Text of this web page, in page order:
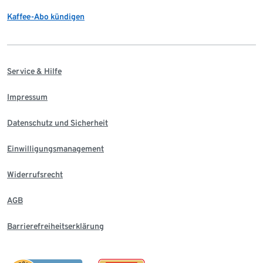
Kaffee-Abo kündigen
Service & Hilfe
Impressum
Datenschutz und Sicherheit
Einwilligungsmanagement
Widerrufsrecht
AGB
Barrierefreiheitserklärung